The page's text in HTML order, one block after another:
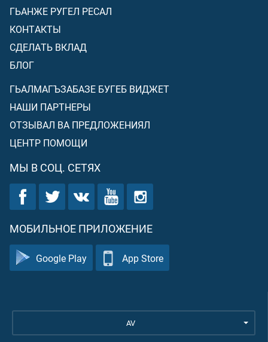
ГЬАНЖЕ РУГЕЛ РЕСАЛ
КОНТАКТЫ
СДЕЛАТЬ ВКЛАД
БЛОГ
ГЬАЛМАГЪЗАБАЗЕ БУГЕБ ВИДЖЕТ
НАШИ ПАРТНЕРЫ
ОТЗЫВАЛ ВА ПРЕДЛОЖЕНИЯЛ
ЦЕНТР ПОМОЩИ
МЫ В СОЦ. СЕТЯХ
МОБИЛЬНОЕ ПРИЛОЖЕНИЕ
Google Play App Store
AV